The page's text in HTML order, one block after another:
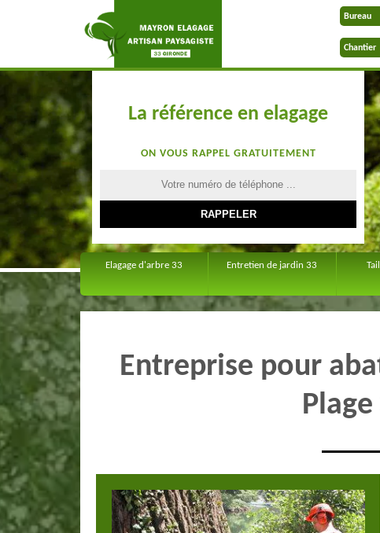
Bureau
Chantier
La référence en elagage
ON VOUS RAPPEL GRATUITEMENT
Elagage d'arbre 33 Entretien de jardin 33
Entreprise pour